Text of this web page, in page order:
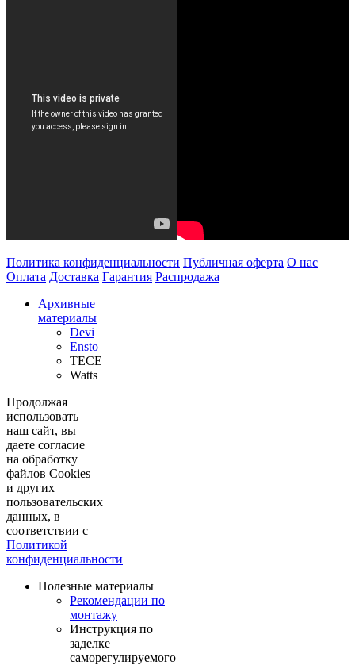
Политика конфиденциальности Публичная оферта О нас
Оплата Доставка Гарантия Распродажа
Архивные
материалы
Devi
Ensto
TECE
Watts
Продолжая
использовать
наш сайт, вы
даете согласие
на обработку
файлов Cookies
и других
пользовательских
данных, в
соответствии с
Политикой
конфиденциальности
Полезные материалы
Рекомендации по
монтажу
Инструкция по
заделке
саморегулируемого